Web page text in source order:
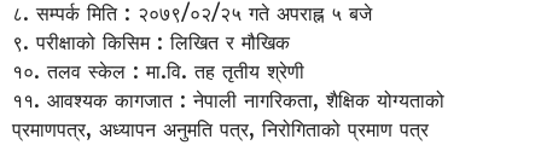
८. सम्पर्क मिति : २०७९/०२/२५ गते अपराह्न ५ बजे
९. परीक्षाको किसिम : लिखित र मौखिक
१०. तलव स्केल : मा.वि. तह तृतीय श्रेणी
११. आवश्यक कागजात : नेपाली नागरिकता, शैक्षिक योग्यताको
प्रमाणपत्र, अध्यापन अनुमति पत्र, निरोगिताको प्रमाण पत्र